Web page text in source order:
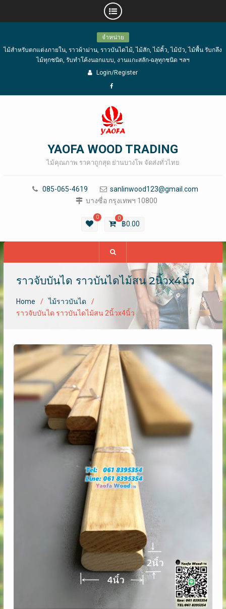
content
จำหน่าย
ไม้สำหรับตกแต่งภายใน, ราวผ้าม่าน, ราวบันไดไม้, ไม้สัก, ไม้คิ้ว, ไม้บัว, ไม้พื้น รับกลึง
ไม้ทุกชนิด, รับทำโค้งนอกแบบ, งานแกะสลัก-ฉลุทุกชนิด ฯลฯ
Login/Register
Facebook
YAOFA WOOD TRADING
ไม้คุณภาพ ราคาถูกสุด ย่านบางโพ จัดส่งทั่วไทย
085-065-4619
sanlinwood123@gmail.com
บางซื่อ กรุงเทพฯ 10800
0 0
฿0.00
ราวจับบันได ราวบันไดไม้สน 2นิ้วx4นิ้ว
Home
ไม้ราวบันได
ราวจับบันได ราวบันไดไม้สน 2นิ้วx4นิ้ว